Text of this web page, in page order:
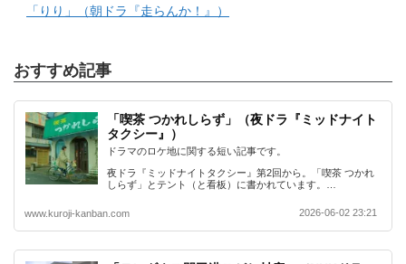
「りり」（朝ドラ『走らんか！』）
おすすめ記事
「喫茶 つかれしらず」（夜ドラ『ミッドナイト
タクシー』）
ドラマのロケ地に関する短い記事です。
夜ドラ『ミッドナイトタクシー』第2回から。「喫茶 つかれ
しらず」とテント（と看板）に書かれています。…
www.kuroji-kanban.com 2026-06-02 23:21